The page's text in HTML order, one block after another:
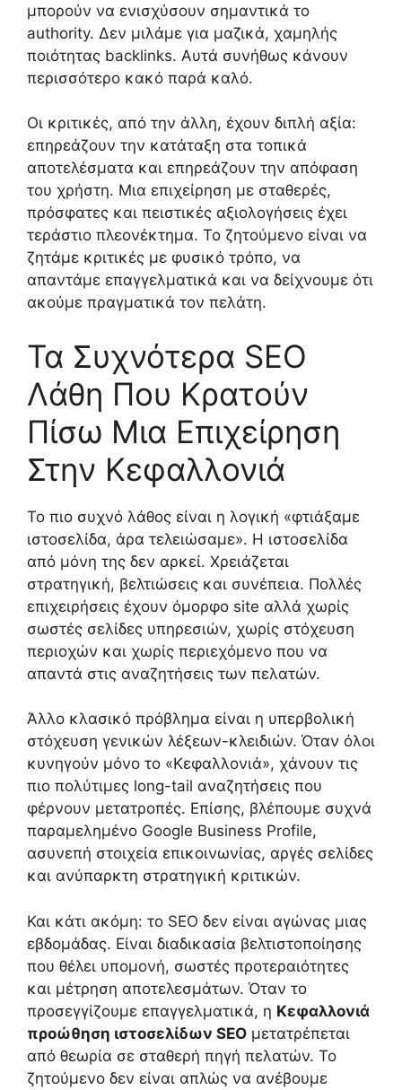
μπορούν να ενισχύσουν σημαντικά το
authority. Δεν μιλάμε για μαζικά, χαμηλής
ποιότητας backlinks. Αυτά συνήθως κάνουν
περισσότερο κακό παρά καλό.
Οι κριτικές, από την άλλη, έχουν διπλή αξία:
επηρεάζουν την κατάταξη στα τοπικά
αποτελέσματα και επηρεάζουν την απόφαση
του χρήστη. Μια επιχείρηση με σταθερές,
πρόσφατες και πειστικές αξιολογήσεις έχει
τεράστιο πλεονέκτημα. Το ζητούμενο είναι να
ζητάμε κριτικές με φυσικό τρόπο, να
απαντάμε επαγγελματικά και να δείχνουμε ότι
ακούμε πραγματικά τον πελάτη.
Τα Συχνότερα SEO
Λάθη Που Κρατούν
Πίσω Μια Επιχείρηση
Στην Κεφαλλονιά
Το πιο συχνό λάθος είναι η λογική «φτιάξαμε
ιστοσελίδα, άρα τελειώσαμε». Η ιστοσελίδα
από μόνη της δεν αρκεί. Χρειάζεται
στρατηγική, βελτιώσεις και συνέπεια. Πολλές
επιχειρήσεις έχουν όμορφο site αλλά χωρίς
σωστές σελίδες υπηρεσιών, χωρίς στόχευση
περιοχών και χωρίς περιεχόμενο που να
απαντά στις αναζητήσεις των πελατών.
Άλλο κλασικό πρόβλημα είναι η υπερβολική
στόχευση γενικών λέξεων-κλειδιών. Όταν όλοι
κυνηγούν μόνο το «Κεφαλλονιά», χάνουν τις
πιο πολύτιμες long-tail αναζητήσεις που
φέρνουν μετατροπές. Επίσης, βλέπουμε συχνά
παραμελημένο Google Business Profile,
ασυνεπή στοιχεία επικοινωνίας, αργές σελίδες
και ανύπαρκτη στρατηγική κριτικών.
Και κάτι ακόμη: το SEO δεν είναι αγώνας μιας
εβδομάδας. Είναι διαδικασία βελτιστοποίησης
που θέλει υπομονή, σωστές προτεραιότητες
και μέτρηση αποτελεσμάτων. Όταν το
προσεγγίζουμε επαγγελματικά, η Κεφαλλονιά
προώθηση ιστοσελίδων SEO μετατρέπεται
από θεωρία σε σταθερή πηγή πελατών. Το
ζητούμενο δεν είναι απλώς να ανέβουμε